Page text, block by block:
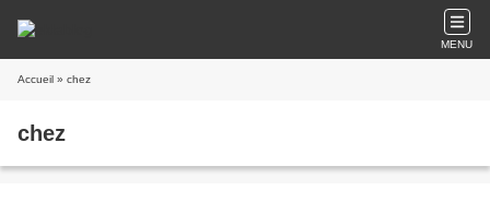
MENU
Accueil » chez
chez